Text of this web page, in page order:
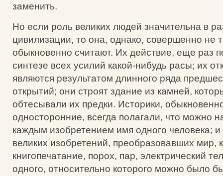
заменить.
Но если роль великих людей значительна в
цивилизации, то она, однако, совершенно не
обыкновенно считают. Их действие, еще раз
синтезе всех усилий какой-нибудь расы; их
являются результатом длинного ряда
открытий; они строят здание из камней,
обтесывали их предки. Историки,
односторонние, всегда полагали, что можно
каждым изобретением имя одного человека;
великих изобретений, преобразовавших мир,
книгопечатание, порох, пар, электрический
одного, относительно которого можно было